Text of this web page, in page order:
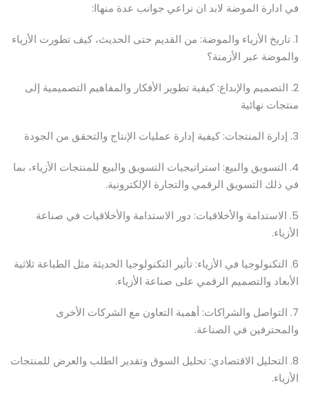
في ادارة الموضة لابد ان نراعي جوانب عدة منهاا:
1. تاريخ الأزياء والموضة: من القديم حتى الحديث، كيف تطورت الأزياء
والموضة عبر الأزمنة؟
2. التصميم والإبداع: كيفية تطوير الأفكار والمفاهيم التصميمية إلى
منتجات نهائية
3. إدارة المنتجات: كيفية إدارة عمليات الإنتاج والتحقق من الجودة
4. التسويق والبيع: استراتيجيات التسويق والبيع للمنتجات الأزياء، بما
في ذلك التسويق الرقمي والتجارة الإلكترونية.
5. الاستدامة والأخلاقيات: دور الاستدامة والأخلاقيات في صناعة
الأزياء.
6. التكنولوجيا في الأزياء: تأثير التكنولوجيا الحديثة مثل الطباعة ثلاثية
الأبعاد والتصميم الرقمي على صناعة الأزياء.
7. التواصل والشراكات: أهمية التعاون مع الشركات الأخرى
والمحترفين في الصناعة.
8. التحليل الاقتصادي: تحليل السوق وتقدير الطلب والعرض للمنتجات
الأزياء.